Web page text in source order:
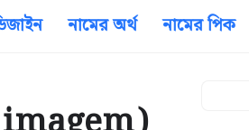
নামের অর্থ নামের পিক